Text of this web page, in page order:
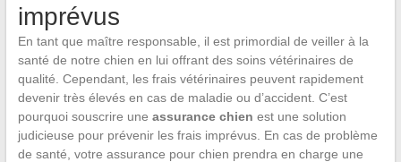
imprévus
En tant que maître responsable, il est primordial de veiller à la
santé de notre chien en lui offrant des soins vétérinaires de
qualité. Cependant, les frais vétérinaires peuvent rapidement
devenir très élevés en cas de maladie ou d’accident. C’est
pourquoi souscrire une assurance chien est une solution
judicieuse pour prévenir les frais imprévus. En cas de problème
de santé, votre assurance pour chien prendra en charge une